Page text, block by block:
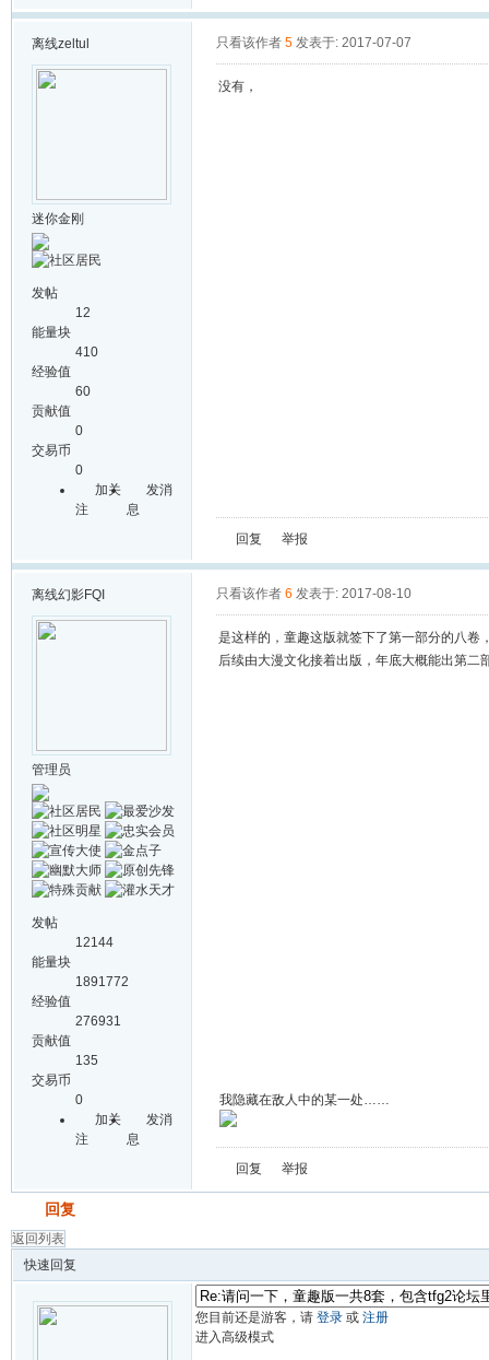
离线zeltul
迷你金刚
发帖
12
能量块
410
经验值
60
贡献值
0
交易币
0
加关
注
发消
息
只看该作者 5 发表于: 2017-07-07
没有，
回复 举报
离线幻影FQI
管理员
发帖
12144
能量块
1891772
经验值
276931
贡献值
135
交易币
0
加关
注
发消
息
只看该作者 6 发表于: 2017-08-10
是这样的，童趣这版就签下了第一部分的八卷
后续由大漫文化接着出版，年底大概能出第二
我隐藏在敌人中的某一处……
回复 举报
回复
返回列表
快速回复
您目前还是游客，请 登录 或 注册
进入高级模式